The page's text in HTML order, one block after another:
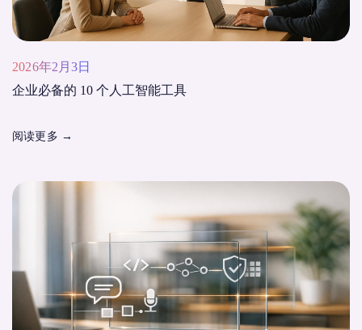
2026年2月3日
企业必备的 10 个人工智能工具
阅读更多 →